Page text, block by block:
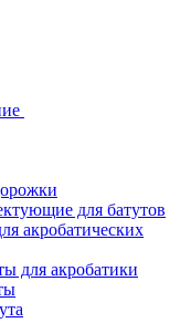
для батутов
акробатических
для акробатики